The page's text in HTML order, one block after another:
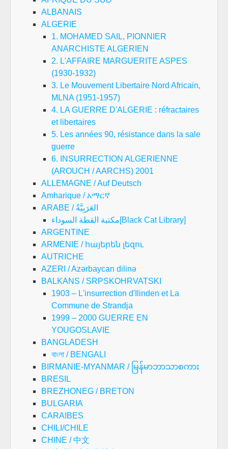
ALBANAIS
ALGERIE
1. MOHAMED SAIL, PIONNIER
ANARCHISTE ALGERIEN
2. L'AFFAIRE MARGUERITE ASPES
(1930-1932)
3. Le Mouvement Libertaire Nord Africain,
MLNA (1951-1957)
4. LA GUERRE D'ALGERIE : réfractaires
et libertaires
5. Les années 90, résistance dans la sale
guerre
6. INSURRECTION ALGERIENNE
(AROUCH / AARCHS) 2001
ALLEMAGNE / Auf Deutsch
Amharique / አማርኛ
ARABE / العَرَبِيَّةُ
مكتبة القطة السوداء[Black Cat Library]
ARGENTINE
ARMENIE / հայերեն լեզու
AUTRICHE
AZERI / Azərbaycan dilinə
BALKANS / SRPSKOHRVATSKI
1903 – L'insurrection d'Ilinden et La
Commune de Strandja
1999 – 2000 GUERRE EN
YOUGOSLAVIE
BANGLADESH
বাংলা / BENGALI
BIRMANIE-MYANMAR / မြန်မာဘာသာစကား
BRESIL
BREZHONEG / BRETON
BULGARIA
CARAIBES
CHILI/CHILE
CHINE / 中文